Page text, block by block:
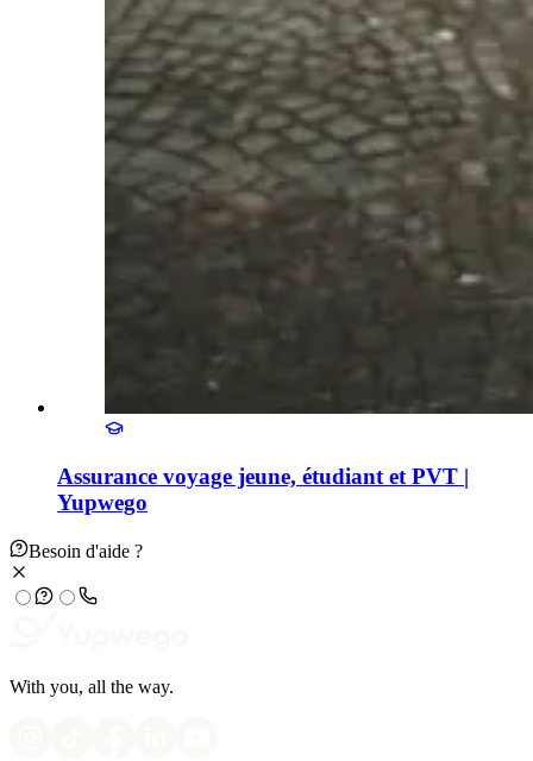
Assurance voyage jeune, étudiant et PVT |
Yupwego
Besoin d'aide ?
With you, all the way.